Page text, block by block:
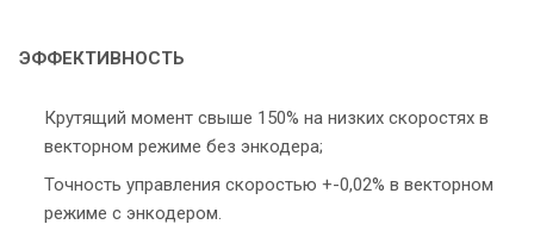
ЭФФЕКТИВНОСТЬ
Крутящий момент свыше 150% на низких скоростях в
векторном режиме без энкодера;
Точность управления скоростью +-0,02% в векторном
режиме с энкодером.